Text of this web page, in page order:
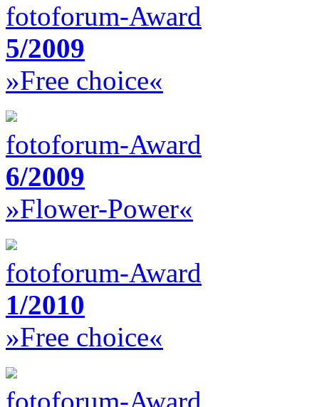
fotoforum-Award
5/2009
»Free choice«
fotoforum-Award
6/2009
»Flower-Power«
fotoforum-Award
1/2010
»Free choice«